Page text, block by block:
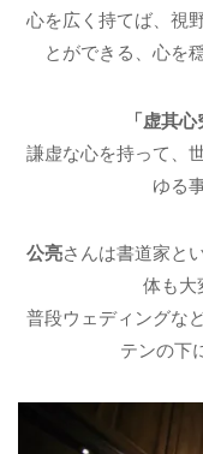
心を広く持てば、視
とができる、心を
「虚其
謙虚な心を持って、
ゆる
公亮さんは書道家と
体も大
普段ウェディングな
テンの下